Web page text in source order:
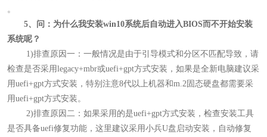
。
5、问：为什么我安装win10系统后自动进入BIOS而不开始安装
系统呢 ？
1)排查原因一：一般情况是由于引导模式和分区不匹配导致，请
检查是否采用legacy+mbr或uefi+gpt方式安装，如果是全新电脑建议采
用uefi+gpt方式安装，特别注意8代以上机器和m.2固态硬盘都需要采
用uefi+gpt方式安装。
2)排查原因二：如果采用的是uefi+gpt方式安装，检查安装工具
是否具备uefi修复功能，这里建议采用小兵U盘启动安装，自动修复